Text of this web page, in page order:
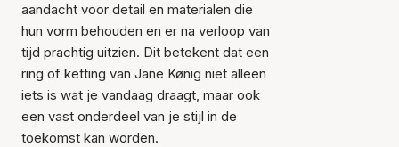
aandacht voor detail en materialen die
hun vorm behouden en er na verloop van
tijd prachtig uitzien. Dit betekent dat een
ring of ketting van Jane Kønig niet alleen
iets is wat je vandaag draagt, maar ook
een vast onderdeel van je stijl in de
toekomst kan worden.